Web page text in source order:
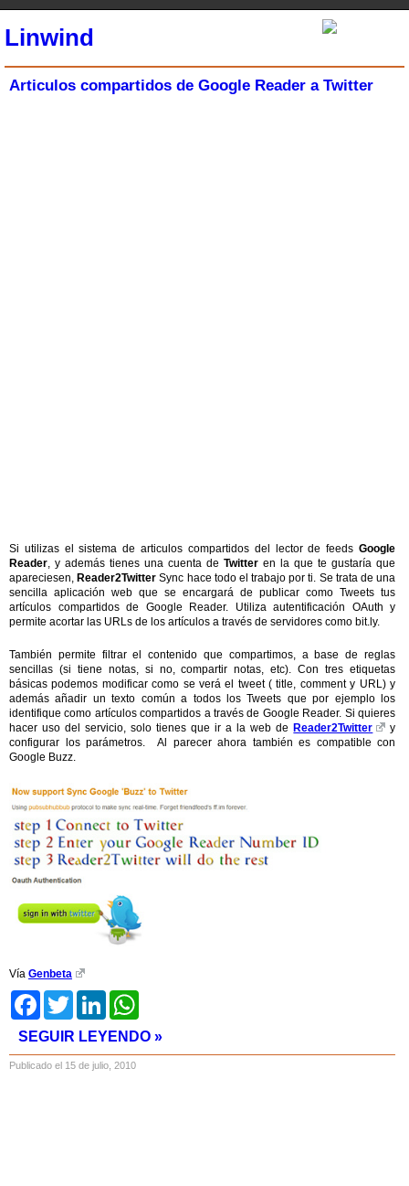
Linwind
Articulos compartidos de Google Reader a Twitter
Si utilizas el sistema de articulos compartidos del lector de feeds Google
Reader, y además tienes una cuenta de Twitter en la que te gustaría que
apareciesen, Reader2TwitterSync hace todo el trabajo por ti. Se trata de una
sencilla aplicación web que se encargará de publicar como Tweets tus
artículos compartidos de Google Reader. Utiliza autentificación OAuth y
permite acortar las URLs de los artículos a través de servidores como bit.ly.
También permite filtrar el contenido que compartimos, a base de reglas
sencillas (si tiene notas, si no, compartir notas, etc). Con tres etiquetas
básicas podemos modificar como se verá el tweet ( title, comment y URL) y
además añadir un texto común a todos los Tweets que por ejemplo los
identifique como artículos compartidos a través de Google Reader. Si quieres
hacer uso del servicio, solo tienes que ir a la web de Reader2Twitter
y
configurar los parámetros. Al parecer ahora también es compatible con
Google Buzz.
Vía Genbeta
FacebookTwitter LinkedIn
SEGUIR LEYENDO »
Publicado el 15 de julio, 2010